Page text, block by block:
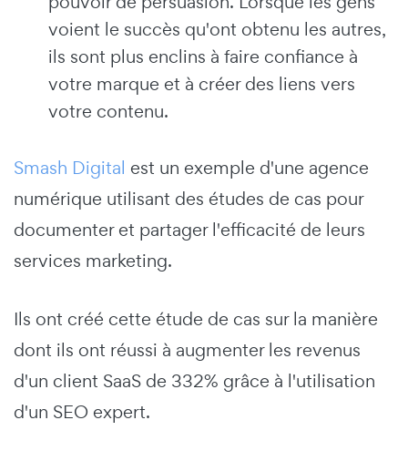
voient le succès qu'ont obtenu les autres,
ils sont plus enclins à faire confiance à
votre marque et à créer des liens vers
votre contenu.
Smash Digital est un exemple d'une agence
numérique utilisant des études de cas pour
documenter et partager l'efficacité de leurs
services marketing.
Ils ont créé cette étude de cas sur la manière
dont ils ont réussi à augmenter les revenus
d'un client SaaS de 332% grâce à l'utilisation
d'un SEO expert.